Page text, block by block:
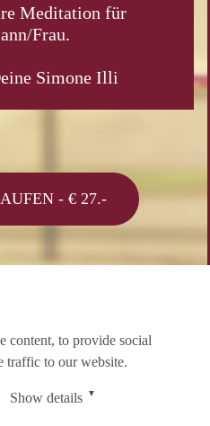
content, to provide social
traffic to our website.
Show details ▼
Meditation für
Frau.
Simone Illi
- € 27.-
MEDITATIONEN